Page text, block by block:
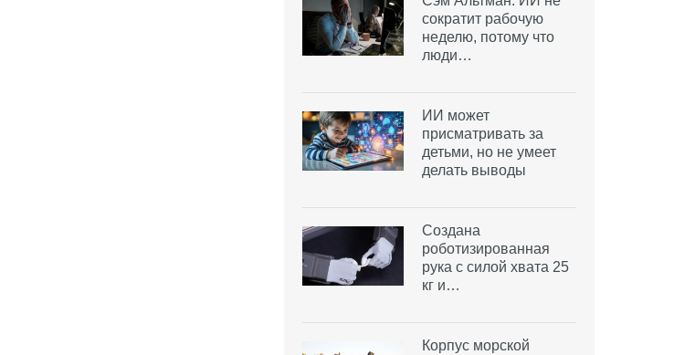
сократит рабочую
неделю, потому что
люди…
ИИ может
присматривать за
детьми, но не умеет
делать выводы
Создана
роботизированная
рука с силой хвата 25
кг и…
Корпус морской